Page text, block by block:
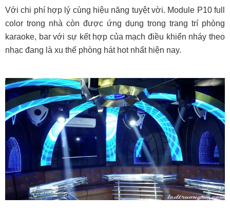
Với chi phí hợp lý cùng hiệu năng tuyệt vời. Module P10 full
color trong nhà còn được ứng dụng trong trang trí phòng
karaoke, bar với sự kết hợp của mạch điều khiển nháy theo
nhạc đang là xu thế phòng hát hot nhất hiện nay.